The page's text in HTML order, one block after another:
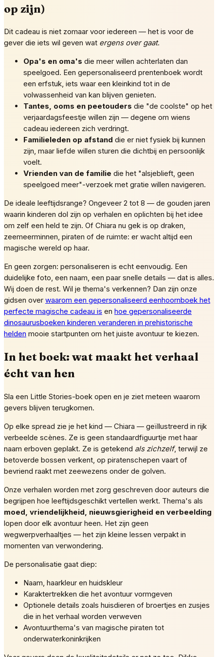
op zijn)
Dit cadeau is niet zomaar voor iedereen — het is voor de
gever die iets wil geven wat ergens over gaat.
Opa's en oma's die meer willen achterlaten dan
speelgoed. Een gepersonaliseerd prentenboek wordt
een erfstuk, iets waar een kleinkind tot in de
volwassenheid van kan blijven genieten.
Tantes, ooms en peetouders die "de coolste" op het
verjaardagsfeestje willen zijn — degene om wiens
cadeau iedereen zich verdringt.
Familieleden op afstand die er niet fysiek bij kunnen
zijn, maar liefde willen sturen die dichtbij en persoonlijk
voelt.
Vrienden van de familie die het "alsjeblieft, geen
speelgoed meer"-verzoek met gratie willen navigeren.
De ideale leeftijdsrange? Ongeveer 2 tot 8 — de gouden jaren
waarin kinderen dol zijn op verhalen en oplichten bij het idee
om zelf een held te zijn. Of Chiara nu gek is op draken,
zeemeerminnen, piraten of de ruimte: er wacht altijd een
magische wereld op haar.
En geen zorgen: personaliseren is echt eenvoudig. Een
duidelijke foto, een naam, een paar snelle details — dat is alles.
Wij doen de rest. Wil je thema's verkennen? Dan zijn onze
gidsen over waarom een gepersonaliseerd eenhoornboek het
perfecte magische cadeau is en hoe gepersonaliseerde
dinosaurusboeken kinderen veranderen in prehistorische
helden mooie startpunten om het juiste avontuur te kiezen.
In het boek: wat maakt het verhaal
écht van hen
Sla een Little Stories-boek open en je ziet meteen waarom
gevers blijven terugkomen.
Op elke spread zie je het kind — Chiara — geïllustreerd in rijk
verbeelde scènes. Ze is geen standaardfiguurtje met haar
naam erboven geplakt. Ze is getekend als zichzelf, terwijl ze
betoverde bossen verkent, op piratenschepen vaart of
bevriend raakt met zeewezens onder de golven.
Onze verhalen worden met zorg geschreven door auteurs die
begrijpen hoe leeftijdsgeschikt vertellen werkt. Thema's als
moed, vriendelijkheid, nieuwsgierigheid en verbeelding
lopen door elk avontuur heen. Het zijn geen
wegwerpverhaaltjes — het zijn kleine lessen verpakt in
momenten van verwondering.
De personalisatie gaat diep:
Naam, haarkleur en huidskleur
Karaktertrekken die het avontuur vormgeven
Optionele details zoals huisdieren of broertjes en zusjes
die in het verhaal worden verweven
Avontuurthema's van magische piraten tot
onderwaterkoninkrijken